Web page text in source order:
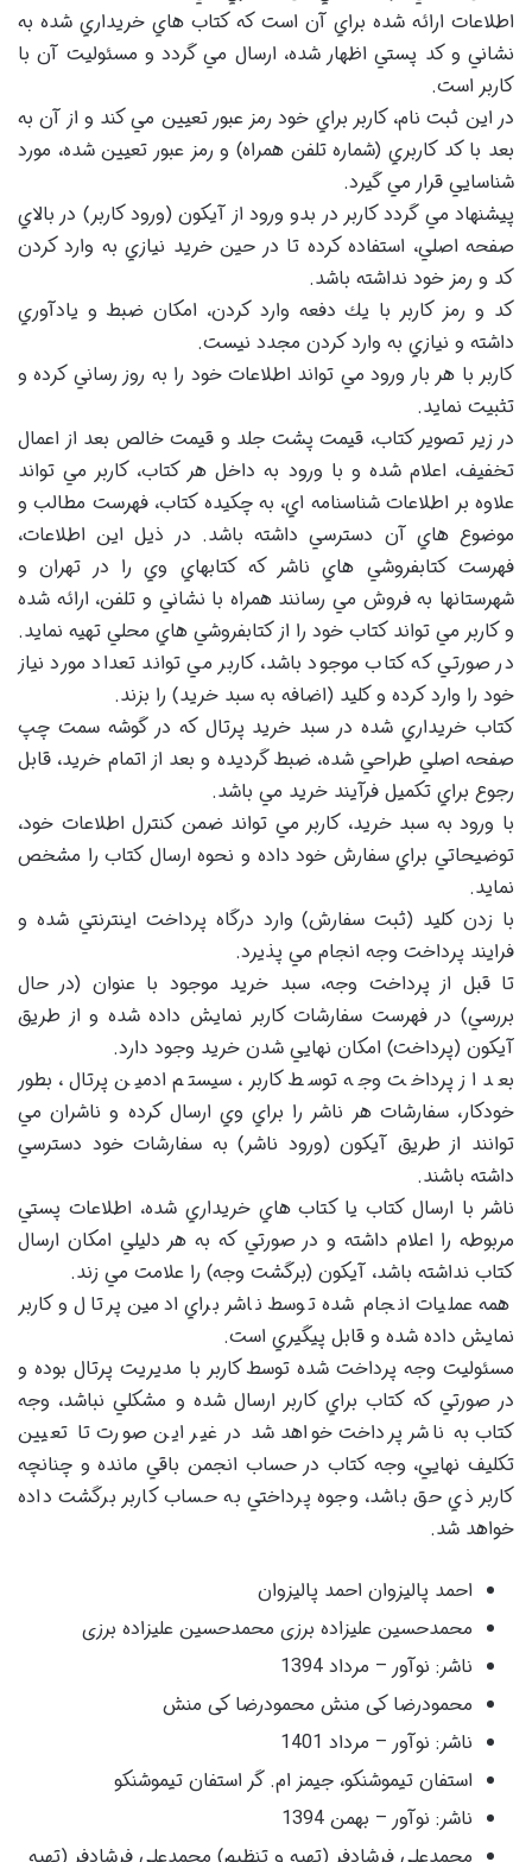
اطلاعات ارائه شده براي آن است كه كتاب هاي خريداري شده به
نشاني و كد پستي اظهار شده، ارسال مي گردد و مسئوليت آن با
كاربر است.
در اين ثبت نام، كاربر براي خود رمز عبور تعيين مي كند و از آن به
بعد با كد كاربري (شماره تلفن همراه) و رمز عبور تعيين شده، مورد
شناسايي قرار مي گيرد.
پيشنهاد مي گردد كاربر در بدو ورود از آيكون (ورود كاربر) در بالاي
صفحه اصلي، استفاده كرده تا در حين خريد نيازي به وارد كردن
كد و رمز خود نداشته باشد.
كد و رمز كاربر با يك دفعه وارد كردن، امكان ضبط و يادآوري
داشته و نيازي به وارد كردن مجدد نيست.
كاربر با هر بار ورود مي تواند اطلاعات خود را به روز رساني كرده و
تثبيت نمايد.
در زير تصوير كتاب، قيمت پشت جلد و قيمت خالص بعد از اعمال
تخفيف، اعلام شده و با ورود به داخل هر كتاب، كاربر مي تواند
علاوه بر اطلاعات شناسنامه اي، به چكيده كتاب، فهرست مطالب و
موضوع هاي آن دسترسي داشته باشد. در ذيل اين اطلاعات،
فهرست كتابفروشي هاي ناشر كه كتابهاي وي را در تهران و
شهرستانها به فروش مي رسانند همراه با نشاني و تلفن، ارائه شده
و كاربر مي تواند كتاب خود را از كتابفروشي هاي محلي تهيه نمايد.
در صورتي كه كتاب موجود باشد، كاربر مي تواند تعداد مورد نياز
خود را وارد كرده و كليد (اضافه به سبد خريد) را بزند.
كتاب خريداري شده در سبد خريد پرتال كه در گوشه سمت چپ
صفحه اصلي طراحي شده، ضبط گرديده و بعد از اتمام خريد، قابل
رجوع براي تكميل فرآيند خريد مي باشد.
با ورود به سبد خريد، كاربر مي تواند ضمن كنترل اطلاعات خود،
توضيحاتي براي سفارش خود داده و نحوه ارسال كتاب را مشخص
نمايد.
با زدن كليد (ثبت سفارش) وارد درگاه پرداخت اينترنتي شده و
فرايند پرداخت وجه انجام مي پذيرد.
تا قبل از پرداخت وجه، سبد خريد موجود با عنوان (در حال
بررسي) در فهرست سفارشات كاربر نمايش داده شده و از طريق
آيكون (پرداخت) امكان نهايي شدن خريد وجود دارد.
بعد از پرداخت وجه توسط كاربر، سيستم ادمين پرتال، بطور
خودكار، سفارشات هر ناشر را براي وي ارسال كرده و ناشران مي
توانند از طريق آيكون (ورود ناشر) به سفارشات خود دسترسي
داشته باشند.
ناشر با ارسال كتاب يا كتاب هاي خريداري شده، اطلاعات پستي
مربوطه را اعلام داشته و در صورتي كه به هر دليلي امكان ارسال
كتاب نداشته باشد، آيكون (برگشت وجه) را علامت مي زند.
همه عمليات انجام شده توسط ناشر براي ادمين پرتال و كاربر
نمايش داده شده و قابل پيگيري است.
مسئوليت وجه پرداخت شده توسط كاربر با مديريت پرتال بوده و
در صورتي كه كتاب براي كاربر ارسال شده و مشكلي نباشد، وجه
كتاب به ناشر پرداخت خواهد شد در غير اين صورت تا تعيين
تكليف نهايي، وجه كتاب در حساب انجمن باقي مانده و چنانچه
كاربر ذي حق باشد، وجوه پرداختي به حساب كاربر برگشت داده
خواهد شد.
احمد پالیزوان احمد پالیزوان
محمدحسین علیزاده برزی محمدحسین علیزاده برزی
ناشر: نوآور – مرداد 1394
محمودرضا کی منش محمودرضا کی منش
ناشر: نوآور – مرداد 1401
استفان تیموشنکو، جیمز ام. گر استفان تیموشنکو
ناشر: نوآور – بهمن 1394
محمدعلی فرشادفر (تهیه و تنظیم) محمدعلی فرشادفر (تهیه